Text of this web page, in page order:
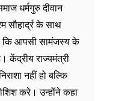
धर्मगुरु दीवान
सौहार्द्र के साथ
कि आपसी सामंजस्य के
राज्यमंत्री
नहीं हो बल्कि
करे। उन्होंने कहा